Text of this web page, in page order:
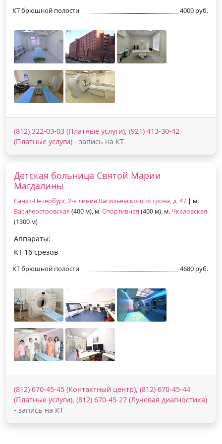
КТ брюшной полости 4000 руб.
(812) 322-03-03 (Платные услуги), (921) 413-30-42
(Платные услуги) - запись на КТ
Детская больница Святой Марии
Магдалины
Санкт-Петербург, 2-я линия Васильевского острова, д. 47 | м.
Василеостровская (400 м), м.Спортивная (400 м), м. Чкаловская
(1300 м)
Аппараты:
КТ 16 срезов
КТ брюшной полости 4680 руб.
(812) 670-45-45 (Контактный центр), (812) 670-45-44
(Платные услуги), (812) 670-45-27 (Лучевая диагностика)
- запись на КТ